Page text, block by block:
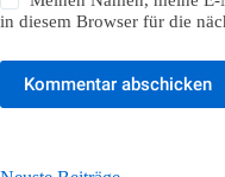
in diesem Browser für die
Kommentar abschicken